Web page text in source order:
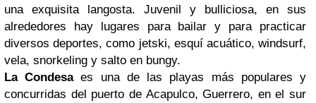
una exquisita langosta. Juvenil y bulliciosa, en sus
alrededores hay lugares para bailar y para practicar
diversos deportes, como jetski, esquí acuático, windsurf,
vela, snorkeling y salto en bungy.
La Condesaes una de las playas más populares y
concurridas del puerto de Acapulco, Guerrero, en el sur